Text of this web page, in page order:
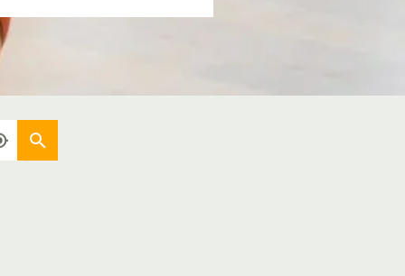
Aktuellen Standort verwenden